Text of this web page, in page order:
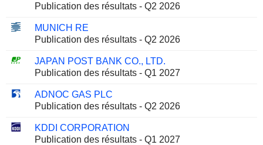
Publication des résultats - Q2 2026
MUNICH RE
Publication des résultats - Q2 2026
JAPAN POST BANK CO., LTD.
Publication des résultats - Q1 2027
ADNOC GAS PLC
Publication des résultats - Q2 2026
KDDI CORPORATION
Publication des résultats - Q1 2027